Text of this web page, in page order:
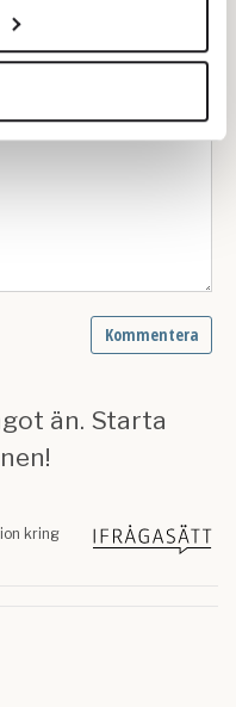
trafik. Vi
och annan
medier och
samarbetar med.
med annan